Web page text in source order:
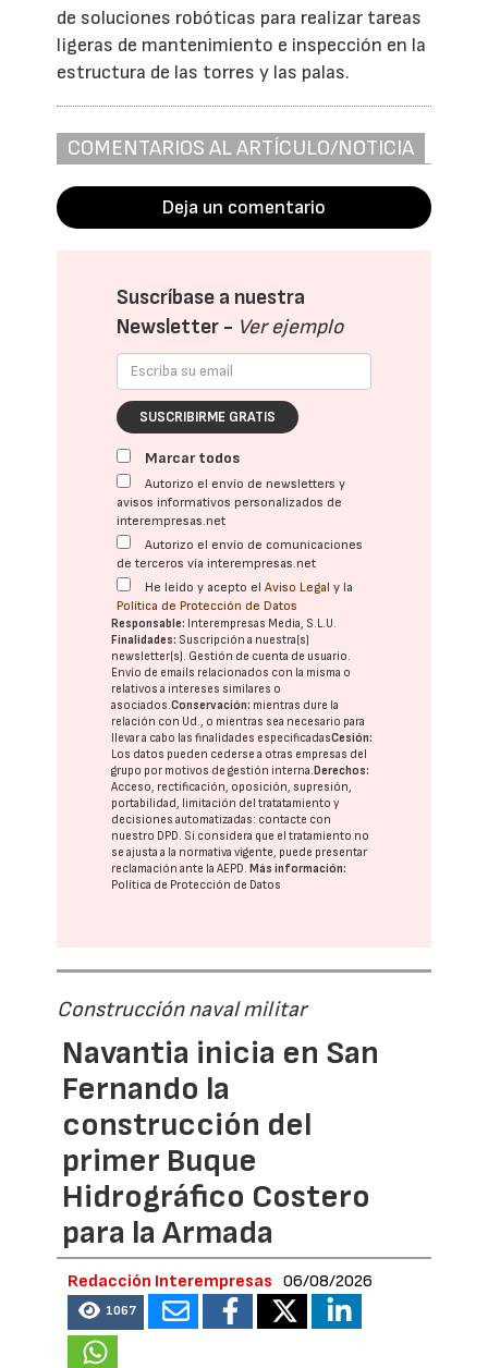
de soluciones robóticas para realizar tareas
ligeras de mantenimiento e inspección en la
estructura de las torres y las palas.
COMENTARIOS AL ARTÍCULO/NOTICIA
Deja un comentario
Suscríbase a nuestra
Newsletter - Ver ejemplo
SUSCRIBIRME GRATIS
Marcar todos
Autorizo el envío de newsletters y
avisos informativos personalizados de
interempresas.net
Autorizo el envío de comunicaciones
de terceros vía interempresas.net
He leído y acepto elAviso Legal y la
Política de Protección de Datos
Responsable: Interempresas Media, S.L.U.
Finalidades: Suscripción a nuestra(s)
newsletter(s). Gestión de cuenta de usuario.
Envío de emails relacionados con la misma o
relativos a intereses similares o
asociados.Conservación: mientras dure la
relación con Ud., o mientras sea necesario para
llevar a cabo las finalidades especificadasCesión:
Los datos pueden cederse a otras empresas del
grupo por motivos de gestión interna.Derechos:
Acceso, rectificación, oposición, supresión,
portabilidad, limitación del tratatamiento y
decisiones automatizadas: contacte con
nuestro DPD . Si considera que el tratamiento no
se ajusta a la normativa vigente, puede presentar
reclamación ante laAEPD .Más información:
Política de Protección de Datos
Construcción naval militar
Navantia inicia en San
Fernando la
construcción del
primer Buque
Hidrográfico Costero
para la Armada
Redacción Interempresas 06/08/2026
1067